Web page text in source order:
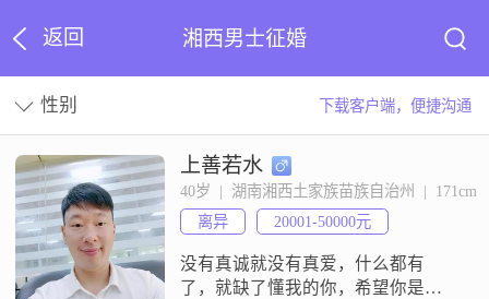
返回 湘西男士征婚
性别 下载客户端，便捷沟通
上善若水
40岁  |  湖南湘西土家族苗族自治州  |  171cm
离异
20001-50000元
没有真诚就没有真爱，什么都有
了，就缺了懂我的你，希望你是余